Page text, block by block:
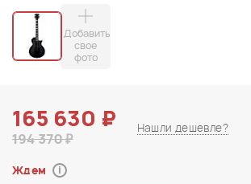
Добавить
свое
фото
165 630 ₽
194 370 ₽
Нашли дешевле?
Ждем i